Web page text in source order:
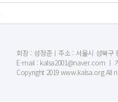
회장 : 성정준ㅣ주소 : 서울시 성북구
E-mail : kalsa2001@naver.com ㅣ
Copyright 2019 www.kalsa.org All